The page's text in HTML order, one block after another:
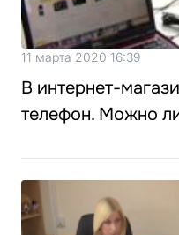
11 марта 2020 16:39
В интернет-
телефон. Можно